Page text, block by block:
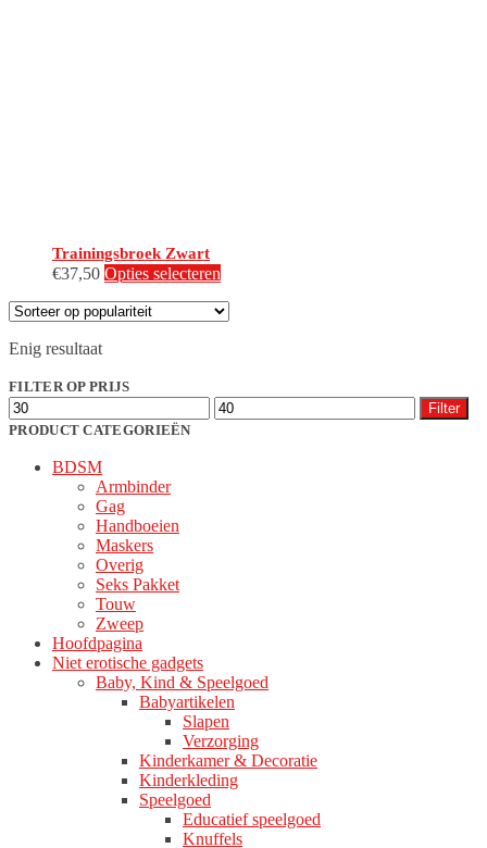
Trainingsbroek Zwart
€37,50 Opties selecteren
heeft
kan
Enig resultaat
FILTER OP PRIJS
Min.
prijs
Max.
prijs
Filter
PRODUCT CATEGORIEËN
BDSM
Armbinder
Gag
Handboeien
Maskers
Overig
Seks Pakket
Touw
Zweep
Hoofdpagina
Niet erotische gadgets
Baby, Kind & Speelgoed
Babyartikelen
Slapen
Verzorging
Kinderkamer & Decoratie
Kinderkleding
Speelgoed
Educatief speelgoed
Knuffels